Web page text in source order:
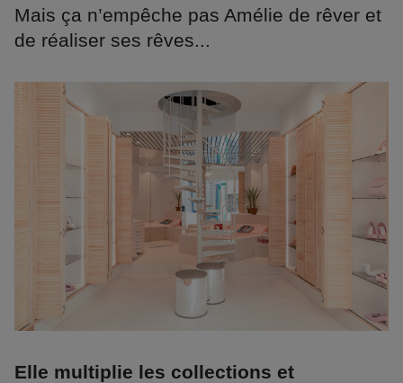
Mais ça n’empêche pas Amélie de rêver et
de réaliser ses rêves...
Elle multiplie les collections et